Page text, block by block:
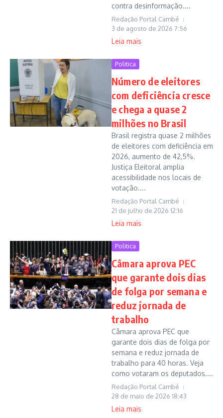
contra desinformação....
Redação Portal Cambé
3 de agosto de 2026 7:56
Leia mais
Politica
Número de eleitores
com deficiência cresce
e chega a quase 2
milhões no Brasil
Brasil registra quase 2 milhões
de eleitores com deficiência em
2026, aumento de 42,5%.
Justiça Eleitoral amplia
acessibilidade nos locais de
votação....
Redação Portal Cambé
21 de julho de 2026 12:16
Leia mais
Politica
Câmara aprova PEC
que garante dois dias
de folga por semana e
reduz jornada de
trabalho
Câmara aprova PEC que
garante dois dias de folga por
semana e reduz jornada de
trabalho para 40 horas. Veja
como votaram os deputados....
Redação Portal Cambé
28 de maio de 2026 18:43
Leia mais